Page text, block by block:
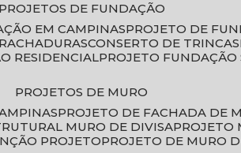
PROJETOS DE FUNDAÇÃO
EM CAMPINAS
PROJETO DE
CONSERTO DE TRINCAS
RESIDENCIAL PROJETO
PROJETOS DE MURO
PROJETO DE FACHADA DE
MURO DE DIVISA
PROJETO PROJETO DE MURO